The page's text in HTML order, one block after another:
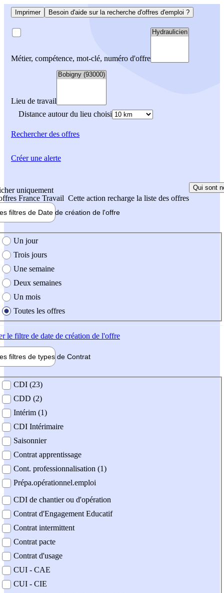
Imprimer Besoin d'aide sur la recherche d'offres d'emploi ?
Métier, compétence, mot-clé, numéro d'offre
Lieu de travail
Distance autour du lieu choisi
Rechercherdes offres
uniquement
France Travail Cette action recharge la liste des offres
Qui sont
filtres de Date de création de l'offre
création de l'offre
Un jour
Trois jours
Une semaine
Deux semaines
Un mois
Toutes les offres
le filtre de date de création de l'offre
filtres de types de Contrat
contrat
CDI (23)
CDD (2)
Intérim (1)
CDI Intérimaire
Saisonnier
Contrat apprentissage
Cont. professionnalisation (1)
Prépa.opérationnel.emploi
CDI de chantier ou d'opération
Contrat d'Engagement Educatif
Contrat intermittent
Contrat pacte
Contrat d'usage
CUI - CAE
CUI - CIE
Créer une alerte